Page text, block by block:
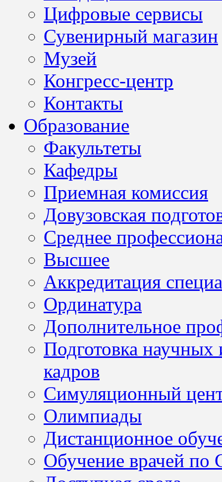
Цифровые сервисы
Сувенирный магазин
Музей
Конгресс-центр
Контакты
Образование
Факультеты
Кафедры
Приемная комиссия
Довузовская
Среднее
Высшее
Аккредитация
Ординатура
Дополнительное
Подготовка научных
кадров
Симуляционный
Олимпиады
Дистанционное
Обучение врачей по